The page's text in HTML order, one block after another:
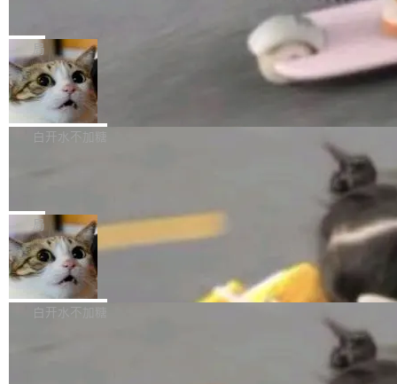
库的竞争和爆炸半径问题在设计层面就被消除
了。 闲置的 cell 会休眠到几乎不占资源。当 cel
l 迁移或唤醒时，新宿主从 S3 恢复 SQLite 数据
库继续执行。存储库是持久化的唯一真相...
Fold8 / Z Flip8）外，其余要么是中低端机器，
例如iQOO Z11i、REDMI Note 17、REDMI No
te 17 Pro、OPPO K15，要么是vivo X300 E这
样的次旗舰。 Galaxy Z Fold8 Ultra / Z Fold8 /
Z Flip8三款折叠屏新机均在7月22日发布，且全
部搭载骁龙8 Elite Gen5 for Galaxy，它们本该
Zed 编辑器团队发布了新项目——DeltaDB，一
个在 git commit 之间记录每一次编辑操作的版
本控制系统。目前处于 Early Access 阶段。 De
ltaDB 的核心思路直接写在 landing page 最显
眼的位置：「Software is made between com
mits」——软件是在 commit 之间写出来的。git
是把这段空隙补上。 回退到任何一次编辑：Delt
aDB 捕获 commit 之间的每一次操作，...
局
SpaceXAI 单季资本开支达 183 亿美元
根据风险投资人Tomer Tunguz 博客（VC 分
析）披露的最新分析与第二季度业绩报告，Spac
微软同期总资本开支的四成。 与亚马逊、Alpha
bet、微软以及 Meta 等传统科技巨头相比，Spa
ceXAI的资金消耗速度尤为引人瞩目。然而，支
撑庞大支出的资金来源却呈现出截然不同的面
貌。数据显示，微软和 Meta 主要依托充沛的经
白开水不加糖
一个在终端里运行的编程 agent；Muse Spark
1.2，驱动这个 agent 的新模型。一句话概括：
你可以用 curl -fsSL https://dev.meta.ai/install.
sh | bash 安装一个能在大项目里自动规划、写
代码、验证结果的 AI 终端工具。 据介绍，Muse
局
美团开源 LoHoSearch，用知识图谱校
准 AI 能力认知
机器出题的前提，是让机器拥有全局视野。整个
构建流程可以分为四个环节：建图 → 控制难度
白开水不加糖